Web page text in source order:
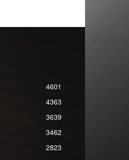
4601
4363
3639
3462
2823